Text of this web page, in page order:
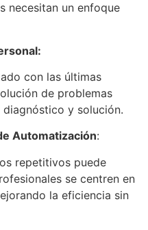
necesitan un enfoque
con las últimas
de problemas
y solución.
Automatización:
repetitivos puede
se centren en
la eficiencia sin